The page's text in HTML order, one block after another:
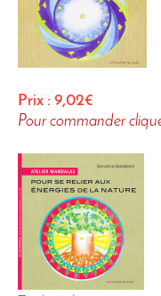
Prix : 9,02€
Pour commander